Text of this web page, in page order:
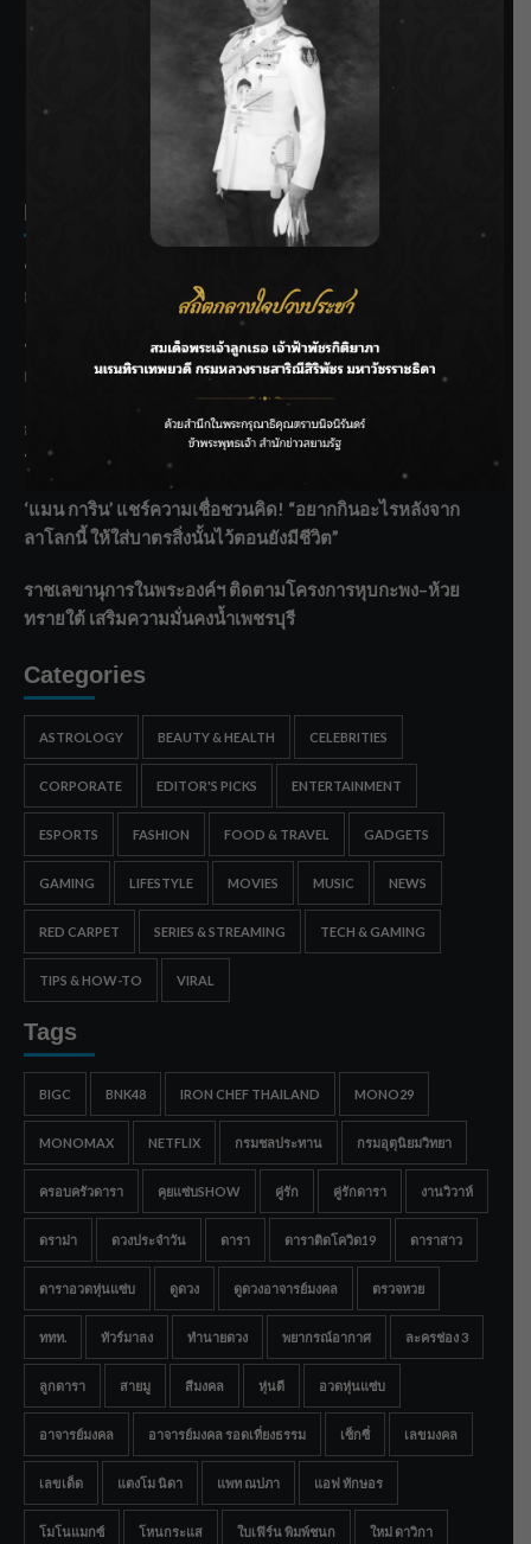
SIAMRATH VARIETY
THE BEST ENTERTAINMENT
Recent Posts
ชลประทานเชียงใหม่เร่งพร่องน้ำแม่น้ำปิง รับมวลน้ำเหนือ ย้ำ
ยังไม่ล้นตลิ่ง
ฟาดลุคใหม่! “แบม พิชญานิน” แดนซ์สับทุกจังหวะ ชวนแฟนๆ
แกะท่า #นอกจอนอกใจ
กรมชลฯ รับฟังประชาชน ติดตามแก้ปัญหาโครงการประตู
ระบายน้ำศรีสองรักฯ
‘แมน การิน’ แชร์ความเชื่อชวนคิด! “อยากกินอะไรหลังจาก
ลาโลกนี้ ให้ใส่บาตรสิ่งนั้นไว้ตอนยังมีชีวิต”
ราชเลขานุการในพระองค์ฯ ติดตามโครงการหุบกะพง–ห้วย
ทรายใต้ เสริมความมั่นคงน้ำเพชรบุรี
Categories
ASTROLOGY BEAUTY & HEALTH CELEBRITIES
CORPORATE EDITOR'S PICKS ENTERTAINMENT
ESPORTS FASHION FOOD & TRAVEL GADGETS
GAMING LIFESTYLE MOVIES MUSIC NEWS
RED CARPET SERIES & STREAMING TECH & GAMING
TIPS & HOW-TO VIRAL
Tags
BIGC BNK48 IRON CHEF THAILAND MONO29
MONOMAX NETFLIX กรมชลประทาน กรมอุตุนิยมวิทยา
ครอบครัวดารา คุยแซ่บSHOW คู่รัก คู่รักดารา งานวิวาห์
ดราม่า ดวงประจำวัน ดารา ดาราติดโควิด19 ดาราสาว
ดาราอวดหุ่นแซ่บ ดูดวง ดูดวงอาจารย์มงคล ตรวจหวย
ททท. ทัวร์มาลง ทำนายดวง พยากรณ์อากาศ ละครช่อง 3
ลูกดารา สายมู สีมงคล หุ่นดี อวดหุ่นแซ่บ
อาจารย์มงคล อาจารย์มงคล รอดเที่ยงธรรม เซ็กซี่ เลขมงคล
เลขเด็ด แตงโม นิดา แพท ณปภา แอฟ ทักษอร
โมโนแมกซ์ โหนกระแส ใบเฟิร์น พิมพ์ชนก ใหม่ ดาวิกา